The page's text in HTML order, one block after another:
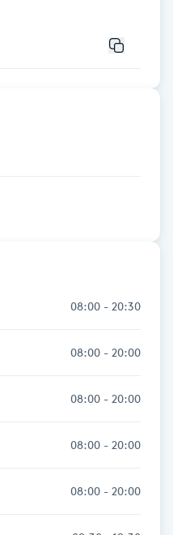
08:00 - 20:30
08:00 - 20:00
08:00 - 20:00
08:00 - 20:00
08:00 - 20:00